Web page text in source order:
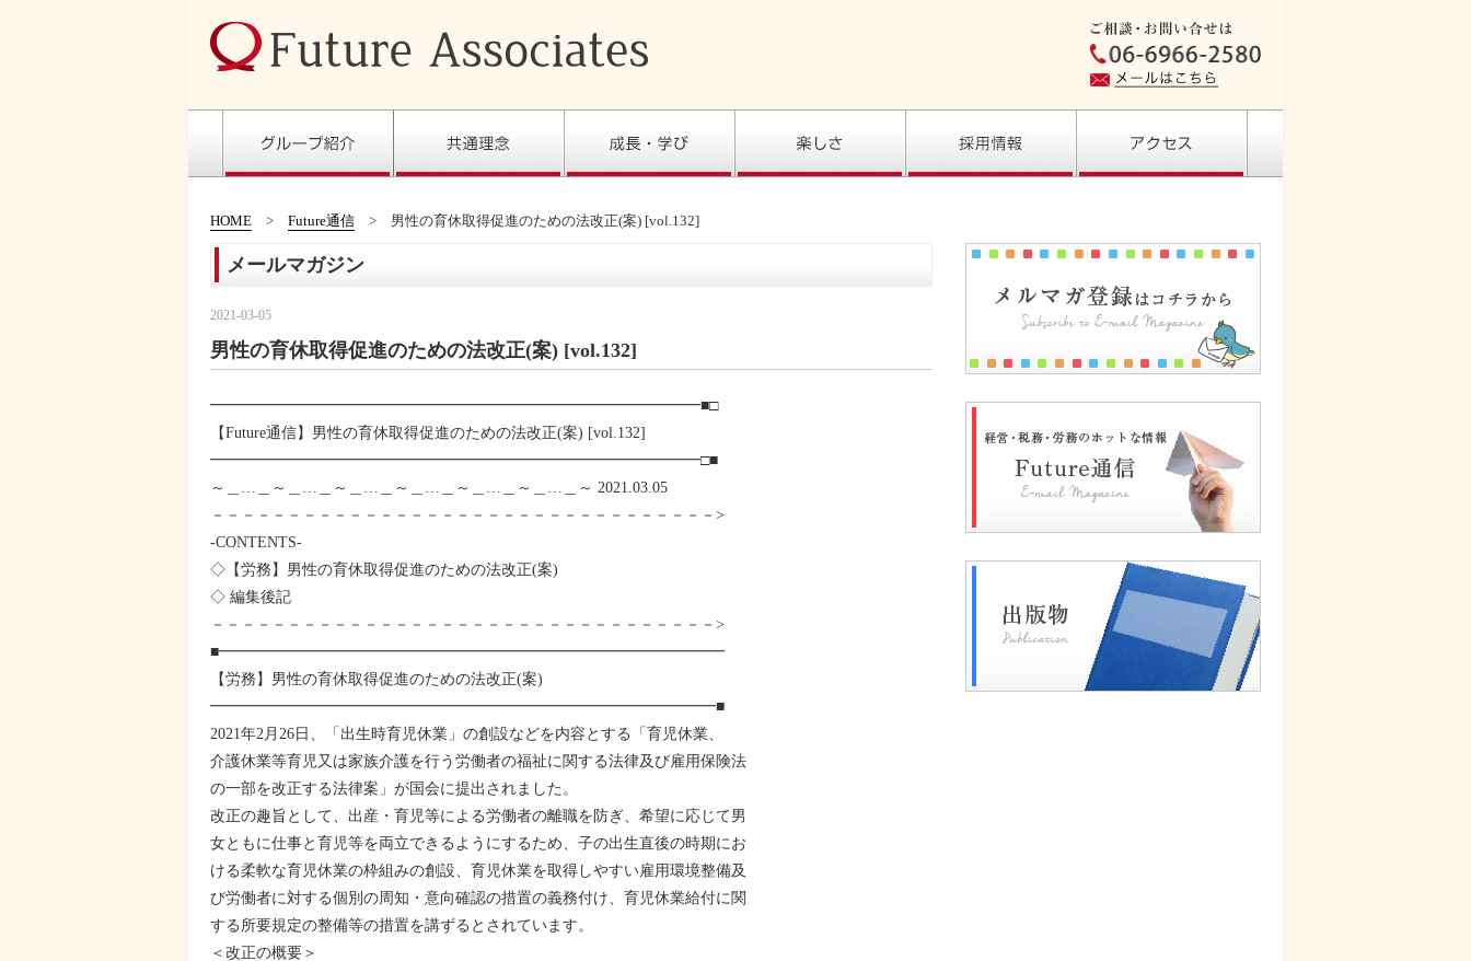
HOME Future通信 男性の育休取得促進のための法改正(案) [vol.132]
メールマガジン
2021-03-05
男性の育休取得促進のための法改正(案) [vol.132]
━━━━━━━━━━━━━━━━━━━━━━━━━━━━━━━━■□
【Future通信】男性の育休取得促進のための法改正(案) [vol.132]
━━━━━━━━━━━━━━━━━━━━━━━━━━━━━━━━□■
～＿…＿～＿…＿～＿…＿～＿…＿～＿…＿～＿…＿～ 2021.03.05
－－－－－－－－－－－－－－－－－－－－－－－－－－－－－－－－－>
-CONTENTS-
◇【労務】男性の育休取得促進のための法改正(案)
◇ 編集後記
－－－－－－－－－－－－－－－－－－－－－－－－－－－－－－－－－>
■━━━━━━━━━━━━━━━━━━━━━━━━━━━━━━━━━
【労務】男性の育休取得促進のための法改正(案)
━━━━━━━━━━━━━━━━━━━━━━━━━━━━━━━━━■
2021年2月26日、「出生時育児休業」の創設などを内容とする「育児休業、
介護休業等育児又は家族介護を行う労働者の福祉に関する法律及び雇用保険法
の一部を改正する法律案」が国会に提出されました。
改正の趣旨として、出産・育児等による労働者の離職を防ぎ、希望に応じて男
女ともに仕事と育児等を両立できるようにするため、子の出生直後の時期にお
ける柔軟な育児休業の枠組みの創設、育児休業を取得しやすい雇用環境整備及
び労働者に対する個別の周知・意向確認の措置の義務付け、育児休業給付に関
する所要規定の整備等の措置を講ずるとされています。
＜改正の概要＞